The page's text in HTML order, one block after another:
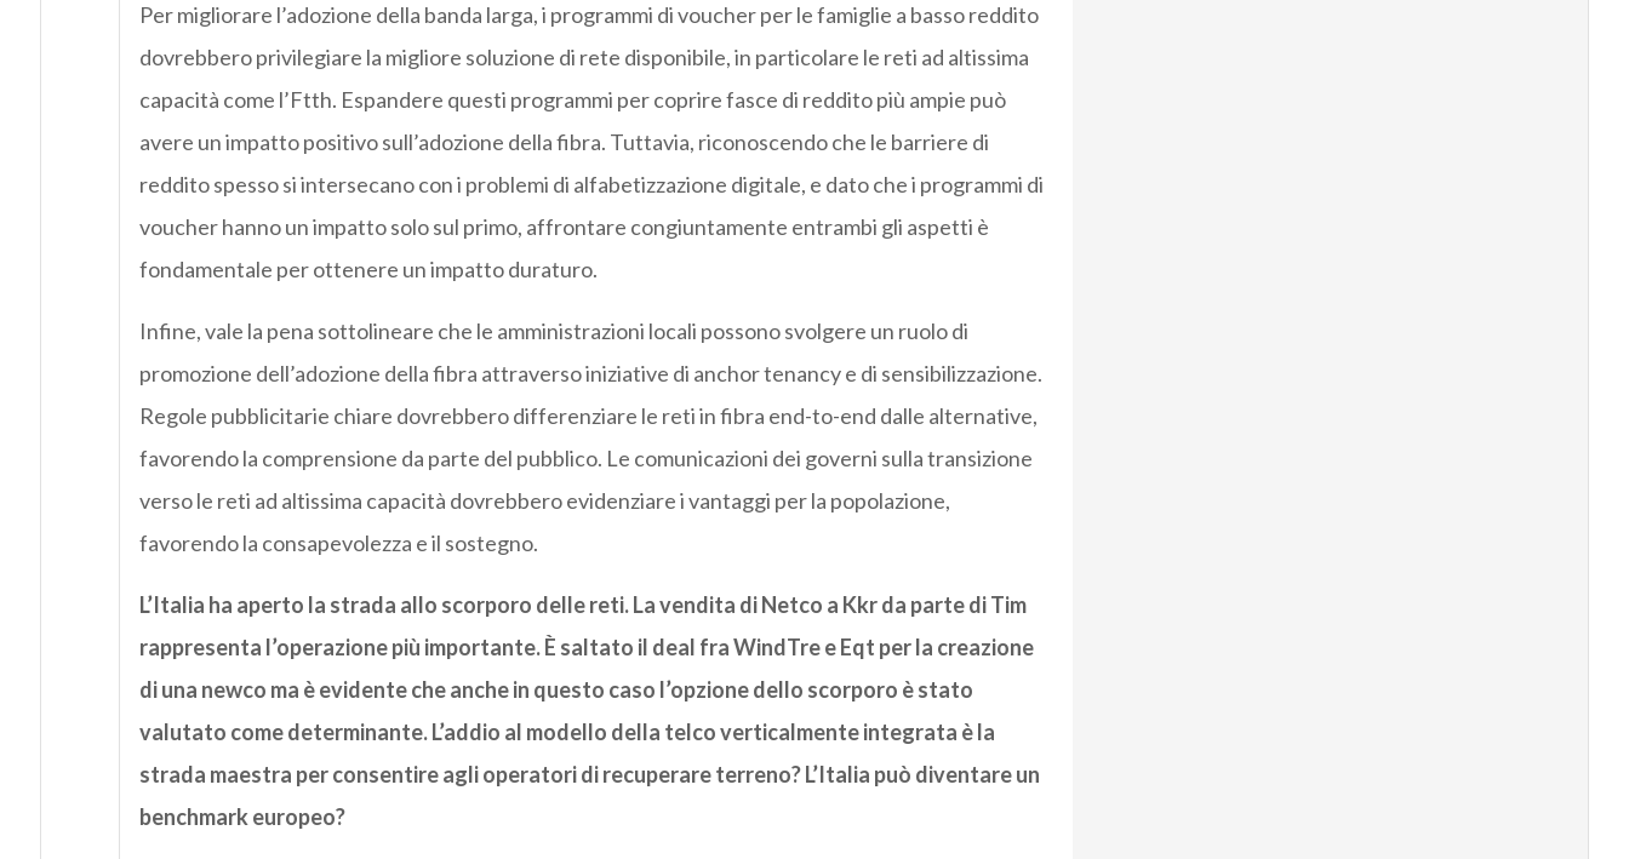
Per migliorare l’adozione della banda larga, i programmi di voucher per le famiglie a basso reddito
dovrebbero privilegiare la migliore soluzione di rete disponibile, in particolare le reti ad altissima
capacità come l’Ftth. Espandere questi programmi per coprire fasce di reddito più ampie può
avere un impatto positivo sull’adozione della fibra. Tuttavia, riconoscendo che le barriere di
reddito spesso si intersecano con i problemi di alfabetizzazione digitale, e dato che i programmi di
voucher hanno un impatto solo sul primo, affrontare congiuntamente entrambi gli aspetti è
fondamentale per ottenere un impatto duraturo.
Infine, vale la pena sottolineare che le amministrazioni locali possono svolgere un ruolo di
promozione dell’adozione della fibra attraverso iniziative di anchor tenancy e di sensibilizzazione.
Regole pubblicitarie chiare dovrebbero differenziare le reti in fibra end-to-end dalle alternative,
favorendo la comprensione da parte del pubblico. Le comunicazioni dei governi sulla transizione
verso le reti ad altissima capacità dovrebbero evidenziare i vantaggi per la popolazione,
favorendo la consapevolezza e il sostegno.
L’Italia ha aperto la strada allo scorporo delle reti. La vendita di Netco a Kkr da parte di Tim
rappresenta l’operazione più importante. È saltato il deal fra WindTre e Eqt per la creazione
di una newco ma è evidente che anche in questo caso l’opzione dello scorporo è stato
valutato come determinante. L’addio al modello della telco verticalmente integrata è la
strada maestra per consentire agli operatori di recuperare terreno? L’Italia può diventare un
benchmark europeo?